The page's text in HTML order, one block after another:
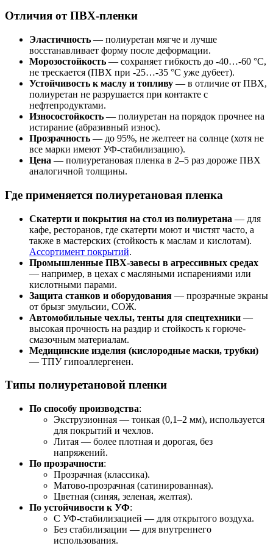
Отличия от ПВХ-пленки
Эластичность — полиуретан мягче и лучше
восстанавливает форму после деформации.
Морозостойкость — сохраняет гибкость до -40…-60 °C,
не трескается (ПВХ при -25…-35 °C уже дубеет).
Устойчивость к маслу и топливу — в отличие от ПВХ,
полиуретан не разрушается при контакте с
нефтепродуктами.
Износостойкость — полиуретан на порядок прочнее на
истирание (абразивный износ).
Прозрачность — до 95%, не желтеет на солнце (хотя не
все марки имеют УФ-стабилизацию).
Цена — полиуретановая пленка в 2–5 раз дороже ПВХ
аналогичной толщины.
Где применяется полиуретановая пленка
Скатерти и покрытия на стол из полиуретана — для
кафе, ресторанов, где скатерти моют и чистят часто, а
также в мастерских (стойкость к маслам и кислотам).
Ассортимент покрытий.
Промышленные ПВХ-завесы в агрессивных средах
— например, в цехах с масляными испарениями или
кислотными парами.
Защита станков и оборудования — прозрачные экраны
от брызг эмульсии, СОЖ.
Автомобильные чехлы, тенты для спецтехники —
высокая прочность на раздир и стойкость к горюче-
смазочным материалам.
Медицинские изделия (кислородные маски, трубки)
— ТПУ гипоаллергенен.
Типы полиуретановой пленки
По способу производства:
Экструзионная — тонкая (0,1–2 мм), используется
для покрытий и чехлов.
Литая — более плотная и дорогая, без
напряжений.
По прозрачности:
Прозрачная (классика).
Матово-прозрачная (сатинированная).
Цветная (синяя, зеленая, желтая).
По устойчивости к УФ:
С УФ-стабилизацией — для открытого воздуха.
Без стабилизации — для внутреннего
использования.